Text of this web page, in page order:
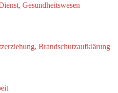
Gesundheitswesen
Brandschutzaufklärung